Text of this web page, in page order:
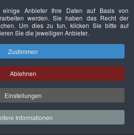
Nachhaltigkeit
Deutscher
Fachgutachter e.V..
Anbieter Ihre Daten auf Basis von
werden. Sie haben das Recht der
Um dies zu tun, klicken Sie bitte auf
Sie die jeweiligen Anbieter.
Zustimmen
Ablehnen
Einstellungen
Informationen